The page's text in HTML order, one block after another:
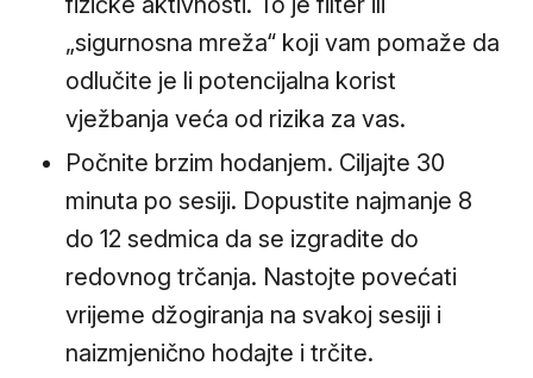
„sigurnosna mreža“ koji vam pomaže da
odlučite je li potencijalna korist
vježbanja veća od rizika za vas.
Počnite brzim hodanjem. Ciljajte 30
minuta po sesiji. Dopustite najmanje 8
do 12 sedmica da se izgradite do
redovnog trčanja. Nastojte povećati
vrijeme džogiranja na svakoj sesiji i
naizmjenično hodajte i trčite.